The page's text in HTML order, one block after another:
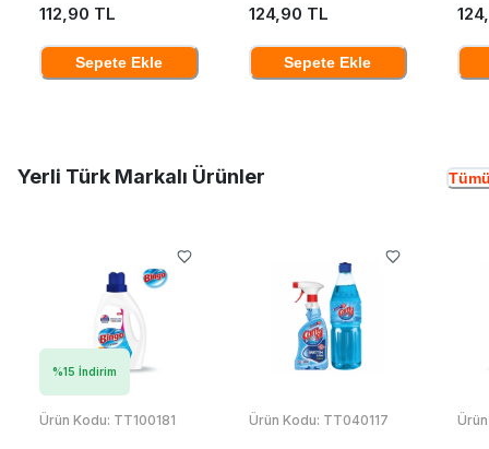
112,90 TL
Sepete Ekle
124,90 TL
Sepete Ekle
Yerli Türk Markalı Ürünler
%15 İndirim
Ürün Kodu: TT100181 Ürün Kodu: TT040117